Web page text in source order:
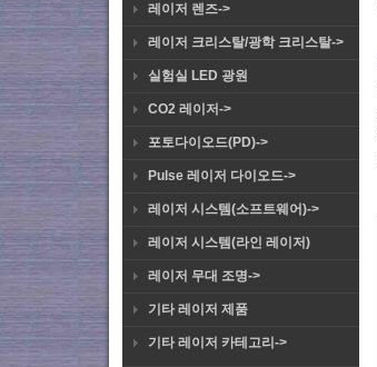
레이저 렌즈->
레이저 크리스탈/광학 크리스탈->
실험실 LED 광원
CO2 레이저->
포토다이오드(PD)->
Pulse 레이저 다이오드->
레이저 시스템(소프트웨어)->
레이저 시스템(라인 레이저)
레이저 무대 조명->
기타 레이저 제품
기타 레이저 카테고리->